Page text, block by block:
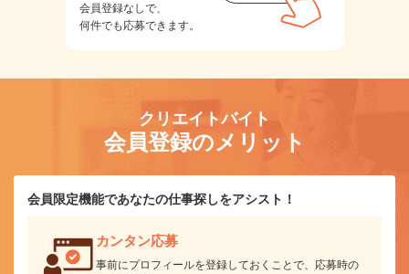
会員登録なしで、
何件でも応募できます。
クリエイトバイト
会員登録のメリット
会員限定機能であなたの仕事探しをアシスト！
カンタン応募
事前にプロフィールを登録しておくことで、応募時の